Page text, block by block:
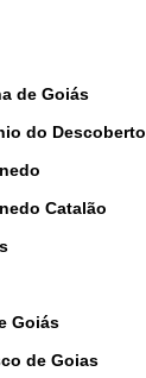
de Goiás
do Descoberto
Catalão
Goiás
de Goias